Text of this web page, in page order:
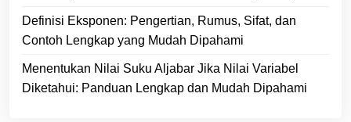
Definisi Eksponen: Pengertian, Rumus, Sifat, dan
Contoh Lengkap yang Mudah Dipahami
Menentukan Nilai Suku Aljabar Jika Nilai Variabel
Diketahui: Panduan Lengkap dan Mudah Dipahami